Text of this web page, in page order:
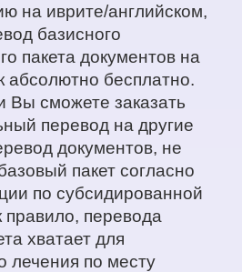
на иврите/английском,
базисного
пакета документов на
абсолютно бесплатно.
Вы сможете заказать
перевод на другие
документов, не
пакет согласно
по субсидированной
правило, перевода
хватает для
лечения по месту